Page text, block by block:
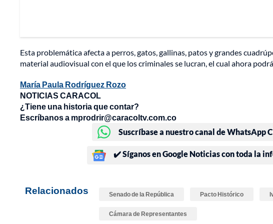
Esta problemática afecta a perros, gatos, gallinas, patos y grandes
material audiovisual con el que los criminales se lucran, el cual ahora
María Paula Rodríguez Rozo
NOTICIAS CARACOL
¿Tiene una historia que contar?
Escríbanos a mprodrir@caracoltv.com.co
Suscríbase a nuestro canal de WhatsApp
✔️ Síganos en Google Noticias con toda la
Relacionados Senado de la República Pacto Histórico
Cámara de Representantes